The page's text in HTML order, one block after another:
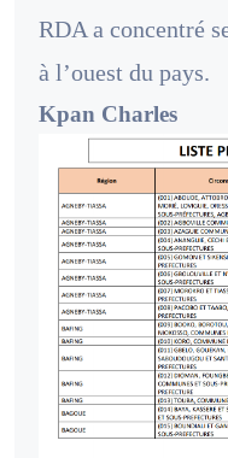
RDA a concentré
à l’ouest du pays.
Kpan Charles